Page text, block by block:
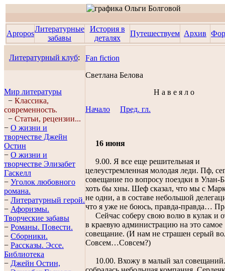
Apropos
Литературные
забавы
История в
деталях
Путешествуем Архив
Литературный клуб:
Мир литературы
− Классика,
современность.
− Статьи, рецензии...
− О жизни и
творчестве Джейн
Остин
− О жизни и
творчестве Элизабет
Гaскелл
− Уголок любовного
романа.
− Литературный герой.
− Афоризмы.
Творческие забавы
− Романы. Повести.
− Сборники.
− Рассказы. Эссe.
Библиотека
− Джейн Остин,
Fan fiction
Светланa Беловa
Н а в е я л о
Начало
Пред. гл.
16 июня
9.00. Я все еще решительная и
целеустремленная молодая леди. Пф,
совещание по вопросу поездки в Улан-
хоть бы хны. Шеф сказал, что мы с
не одни, а в составе небольшой
что я уже не боюсь, правда-правда…
Сейчас соберу свою волю в кулак и
в краевую администрацию на это самое
совещание. (И нам не страшен серый
Совсем…Совсем?)
10.00. Вхожу в малый зал